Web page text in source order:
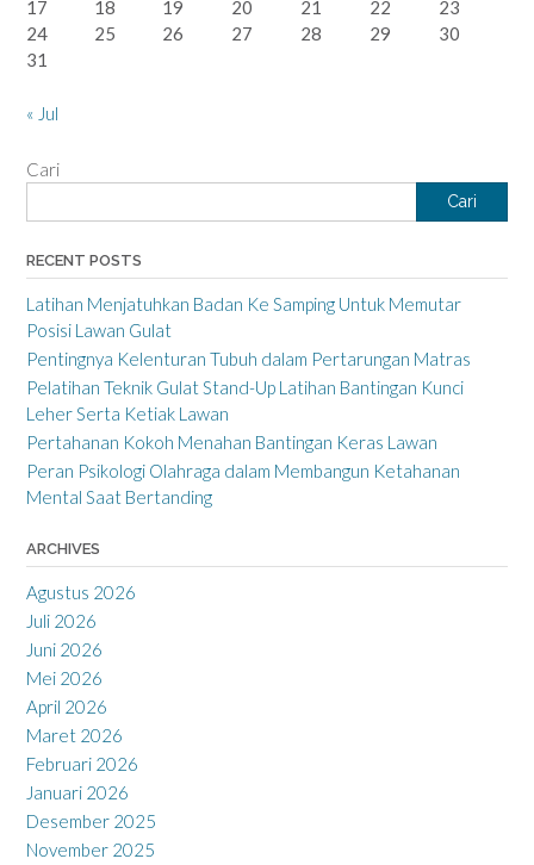
17
18 19 20 21 22
23
24
25 26 27 28 29
30
31
« Jul
Cari
Cari
RECENT POSTS
Latihan Menjatuhkan Badan Ke Samping Untuk Memutar
Posisi Lawan Gulat
Pentingnya Kelenturan Tubuh dalam Pertarungan Matras
Pelatihan Teknik Gulat Stand-Up Latihan Bantingan Kunci
Leher Serta Ketiak Lawan
Pertahanan Kokoh Menahan Bantingan Keras Lawan
Peran Psikologi Olahraga dalam Membangun Ketahanan
Mental Saat Bertanding
ARCHIVES
Agustus 2026
Juli 2026
Juni 2026
Mei 2026
April 2026
Maret 2026
Februari 2026
Januari 2026
Desember 2025
November 2025